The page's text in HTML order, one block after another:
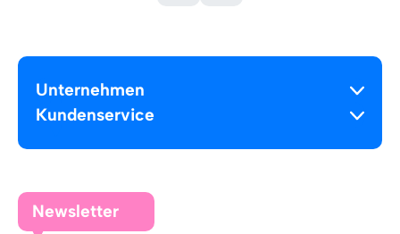
Unternehmen
Kundenservice
Newsletter